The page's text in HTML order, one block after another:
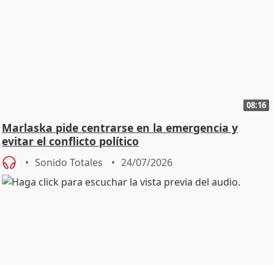
08:16
Marlaska pide centrarse en la emergencia y
evitar el conflicto político
Sonido Totales 24/07/2026